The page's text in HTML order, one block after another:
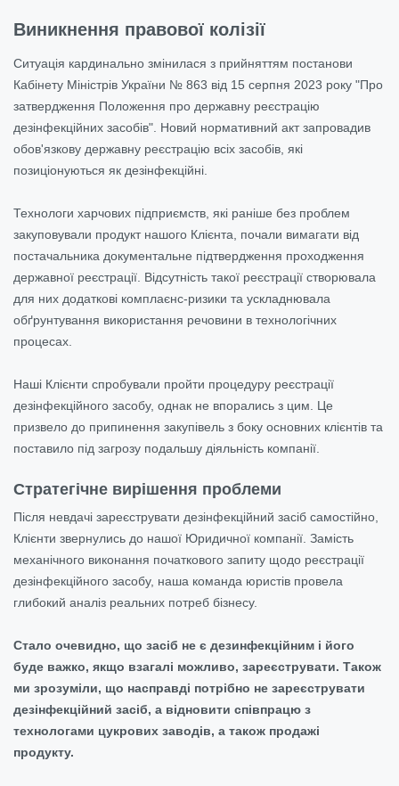
Виникнення правової колізії
Ситуація кардинально змінилася з прийняттям постанови
Кабінету Міністрів України № 863 від 15 серпня 2023 року "Про
затвердження Положення про державну реєстрацію
дезінфекційних засобів". Новий нормативний акт запровадив
обов'язкову державну реєстрацію всіх засобів, які
позиціонуються як дезінфекційні.
Технологи харчових підприємств, які раніше без проблем
закуповували продукт нашого Клієнта, почали вимагати від
постачальника документальне підтвердження проходження
державної реєстрації. Відсутність такої реєстрації створювала
для них додаткові комплаєнс-ризики та ускладнювала
обґрунтування використання речовини в технологічних
процесах.
Наші Клієнти спробували пройти процедуру реєстрації
дезінфекційного засобу, однак не впорались з цим. Це
призвело до припинення закупівель з боку основних клієнтів та
поставило під загрозу подальшу діяльність компанії.
Стратегічне вирішення проблеми
Після невдачі зареєструвати дезінфекційний засіб самостійно,
Клієнти звернулись до нашої Юридичної компанії. Замість
механічного виконання початкового запиту щодо реєстрації
дезінфекційного засобу, наша команда юристів провела
глибокий аналіз реальних потреб бізнесу.
Стало очевидно, що засіб не є дезинфекційним і його
буде важко, якщо взагалі можливо, зареєструвати. Також
ми зрозуміли, що насправді потрібно не зареєструвати
дезінфекційний засіб, а відновити співпрацю з
технологами цукрових заводів, а також продажі
продукту.